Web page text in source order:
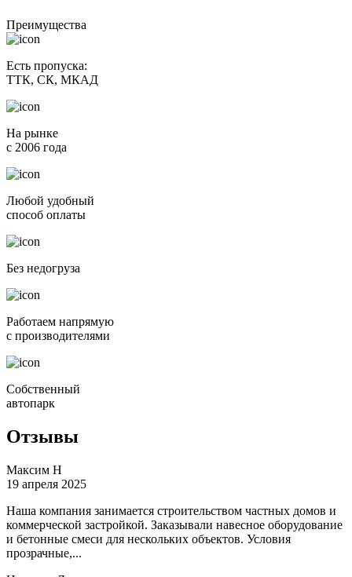
Преимущества
Есть пропуска:
ТТК, СК, МКАД
На рынке
c 2006 года
Любой удобный
способ оплаты
Без недогруза
Работаем напрямую
с произво­дите­лями
Собственный
автопарк
Отзывы
Максим Н
19 апреля 2025
Наша компания занимается строительством частных домов и
коммерческой застройкой. Заказывали навесное оборудование
и бетонные смеси для нескольких объектов. Условия
прозрачные,...